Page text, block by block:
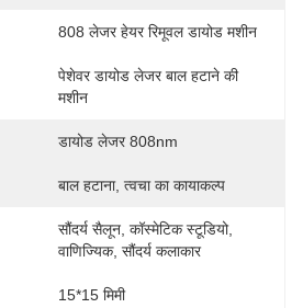
808 लेजर हेयर रिमूवल डायोड मशीन
पेशेवर डायोड लेजर बाल हटाने की
मशीन
डायोड लेजर 808nm
बाल हटाना, त्वचा का कायाकल्प
सौंदर्य सैलून, कॉस्मेटिक स्टूडियो,
वाणिज्यिक, सौंदर्य कलाकार
15*15 मिमी